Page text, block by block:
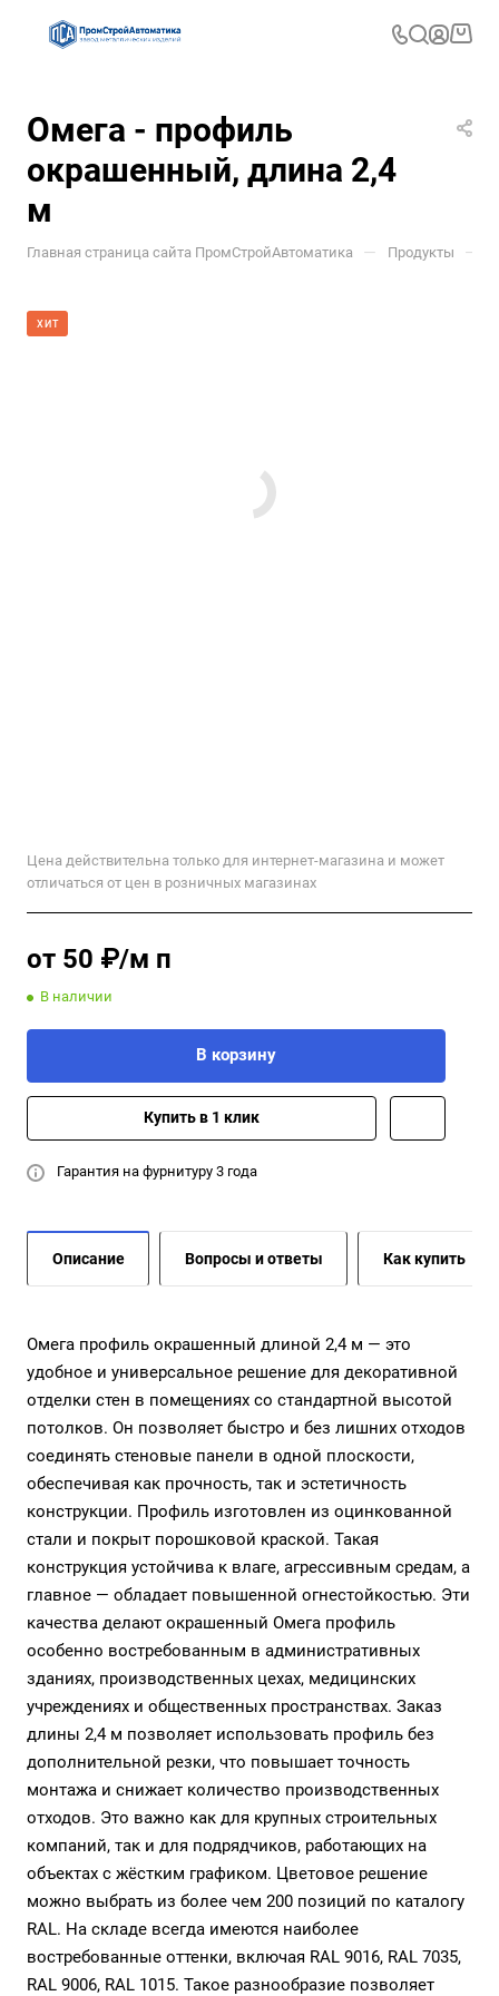
Омега - профиль
окрашенный, длина 2,4
м
Главная страница сайта ПромСтройАвтоматика — Продукты —
ХИТ
Цена действительна только для интернет-магазина и может
отличаться от цен в розничных магазинах
от 50 ₽/м п
В наличии
В корзину
Купить в 1 клик
Гарантия на фурнитуру 3 года
Описание Вопросы и ответы Как купить
Омега профиль окрашенный длиной 2,4 м — это
удобное и универсальное решение для декоративной
отделки стен в помещениях со стандартной высотой
потолков. Он позволяет быстро и без лишних отходов
соединять стеновые панели в одной плоскости,
обеспечивая как прочность, так и эстетичность
конструкции. Профиль изготовлен из оцинкованной
стали и покрыт порошковой краской. Такая
конструкция устойчива к влаге, агрессивным средам, а
главное — обладает повышенной огнестойкостью. Эти
качества делают окрашенный Омега профиль
особенно востребованным в административных
зданиях, производственных цехах, медицинских
учреждениях и общественных пространствах. Заказ
длины 2,4 м позволяет использовать профиль без
дополнительной резки, что повышает точность
монтажа и снижает количество производственных
отходов. Это важно как для крупных строительных
компаний, так и для подрядчиков, работающих на
объектах с жёстким графиком. Цветовое решение
можно выбрать из более чем 200 позиций по каталогу
RAL. На складе всегда имеются наиболее
востребованные оттенки, включая RAL 9016, RAL 7035,
RAL 9006, RAL 1015. Такое разнообразие позволяет